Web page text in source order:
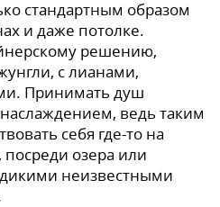
стандартным образом
и даже потолке.
решению,
с лианами,
Принимать душ
ведь таким
себя где-то на
озера или
неизвестными